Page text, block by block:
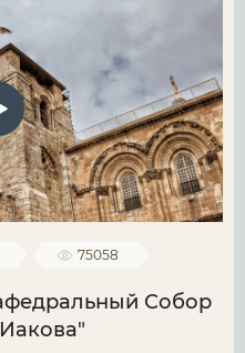
75058
Собор